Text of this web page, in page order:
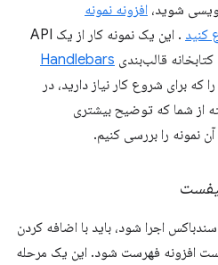
شوید، افزونه نمونه
. این یک نمونه کار از یک API
قالب‌بندی Handlebars
برای شروع کار نیاز دارید، در
از شما که توضیح بیشتری
نمونه را بررسی کنیم.
اجرا شود، باید با اضافه کردن
افزونه فهرست شود. این یک مرحله